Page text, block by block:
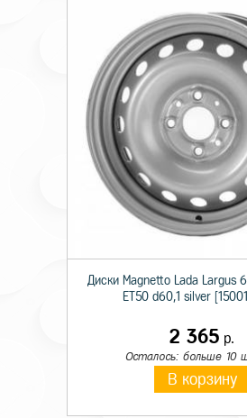
Диски Magnetto Lada Largus
ET50 d60,1 silver [15001
2 365 р.
Осталось: больше 10
В корзину